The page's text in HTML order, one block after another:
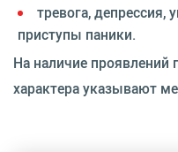
тревога, депрессия,
приступы паники.
На наличие проявлений
характера указывают